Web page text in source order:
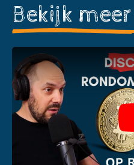
Bekijk meer